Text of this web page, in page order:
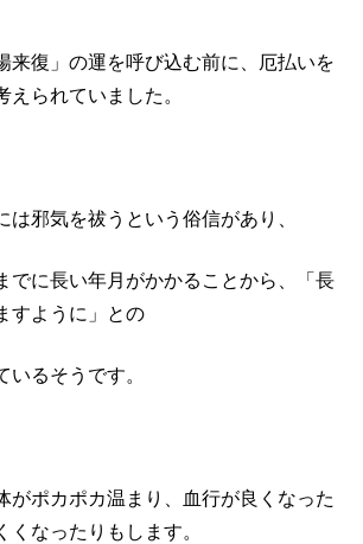
来復」の運を呼び込む前に、厄払いを
えられていました。
は邪気を祓うという俗信があり、
でに長い年月がかかることから、「長
すように」との
いるそうです。
がポカポカ温まり、血行が良くなった
くなったりもします。